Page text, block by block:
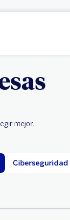
mejor.
Ciberseguridad